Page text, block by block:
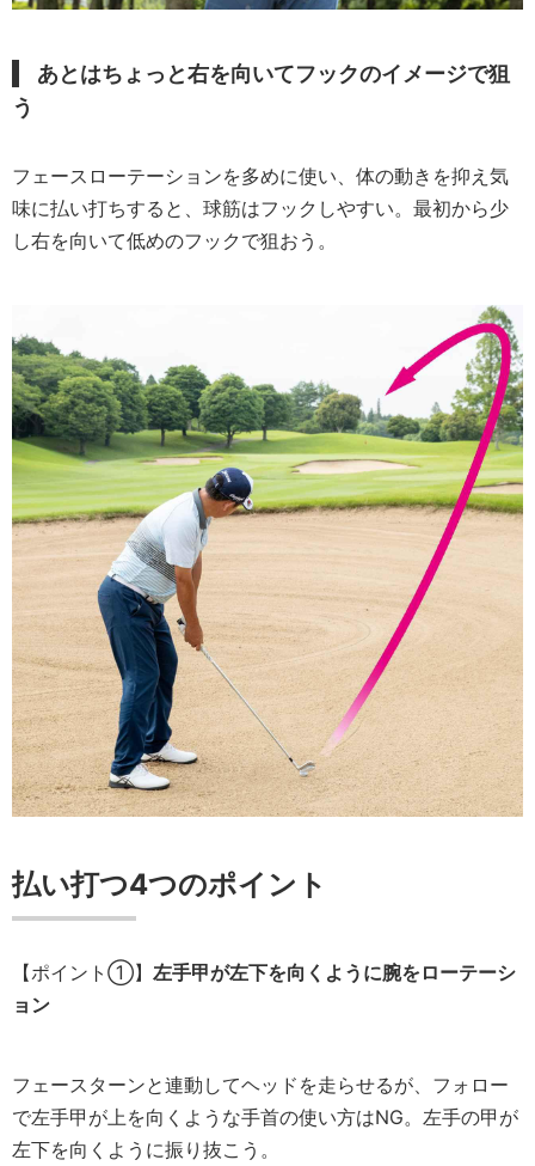
あとはちょっと右を向いてフックのイメージで狙
う
フェースローテーションを多めに使い、体の動きを抑え気
味に払い打ちすると、球筋はフックしやすい。最初から少
し右を向いて低めのフックで狙おう。
払い打つ4つのポイント
【ポイント①】 左手甲が左下を向くように腕をローテーシ
ョン
フェースターンと連動してヘッドを走らせるが、フォロー
で左手甲が上を向くような手首の使い方はNG。左手の甲が
左下を向くように振り抜こう。